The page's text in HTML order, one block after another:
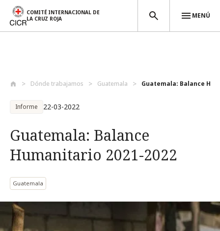
COMITÉ INTERNACIONAL DE
LA CRUZ ROJA
MENÚ
Dónde trabajamos Guatemala Guatemala: Balance
Informe 22-03-2022
Guatemala: Balance
Humanitario 2021-2022
Guatemala